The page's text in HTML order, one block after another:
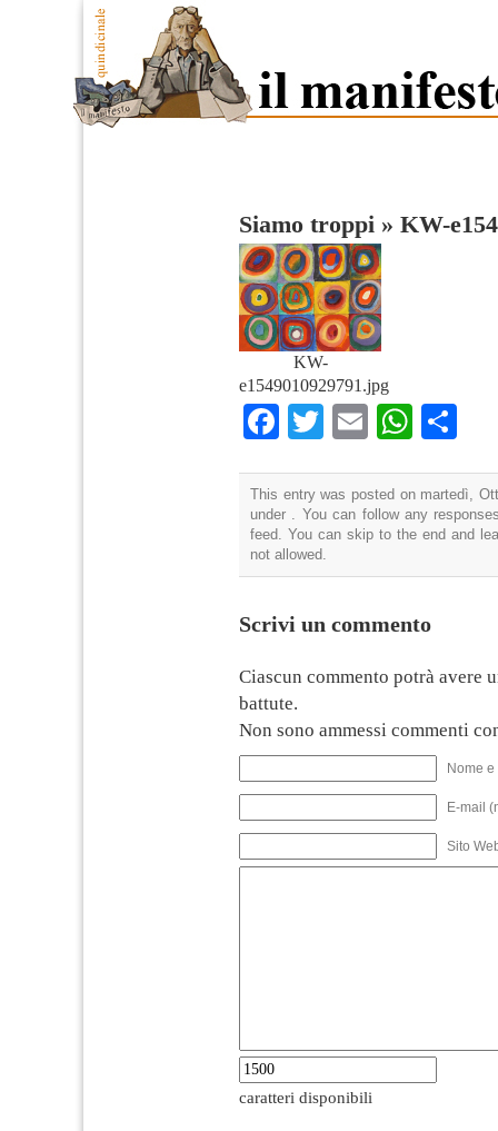
Siamo troppi » KW-
KW-
e1549010929791.jpg
Facebook
Twitter
Email
This entry was posted on martedì,
under . You can follow any
feed. You can skip to the end and
not allowed.
Scrivi un commento
Ciascun commento potrà avere
battute.
Non sono ammessi commenti
Nome
E-mail
Sito
caratteri disponibili